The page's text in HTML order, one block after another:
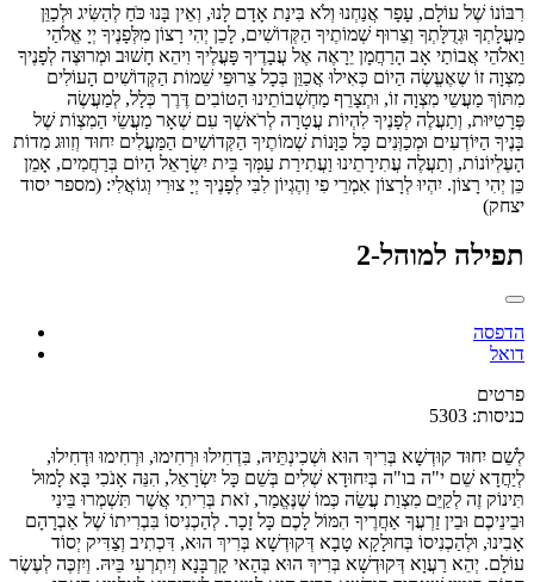
רִבּוֹנוֹ שֶׁל עוֹלָם, עָפָר אֲנַחְנוּ וְלֹא בִּינַת אָדָם לָנוּ, וְאֵין בָּנוּ כֹּחַ לְהַשִּׂיג וּלְכַוֵּן
מַעֲלָתְךָ וּגְדֻלָּתְךָ וְצֵרוּף שְׁמוֹתֶיךָ הַקְּדוֹשִׁים, לָכֵן יְהִי רָצוֹן מִלְּפָנֶיךָ יְיָ אֱלֹהַי
וֵאלֹהֵי אֲבוֹתַי אָב הָרַחֲמָן יֵרָאֶה אֶל עֲבָדֶיךָ פָּעֳלֶיךָ וִיהֵא חָשׁוּב וּמְרוּצֶה לְפָנֶיךָ
מִצְוָה זוֹ שֶאֶעֱשֶׂה הַיוֹם כְּאִילוּ אֲכַוֵּן בְּכָל צֵרוּפֵי שֵׁמוֹת הַקְּדוֹשִׁים הָעוֹלִים
מִתּוֹךְ מַעֲשֵי מִצְוָה זוֹ, וּתְצָרֵף מַחְשְׁבוֹתֵינוּ הַטוֹבִים דֶּרֶך כְּלָל, לְמַעֲשֶׂה
פְּרָטִיּוּת, וְתַעֲלֶה לְפָנֶיךָ לִהְיוֹת עֲטָרָה לְרֹאשְׁךָ עִם שְׁאָר מַעֲשֵׂי הַמִצְוֹת שֶׁל
בָּנֶיךָ הַיּוֹדְעִים וּמְכַוְּנִים כָּל כַּוָּנוֹת שְׁמוֹתֶיךָ הַקְּדוֹשִים הַמַּעֲלִים יִחוּד וְזִווּג מִדוֹת
הָעֶלְיוֹנוֹת, וְתַעֲלֶה עֲתִירָתֵינוּ וַעֲתִירַת עַמְּךָ בֵּית יִשְׂרָאֵל הַיוֹם בְּרַחֲמִים, אָמֵן
כֵּן יְהִי רָצוֹן. יִהְיוּ לְרָצוֹן אִמְרֵי פִי וְהֶגְיוֹן לִבִּי לְפָנֶיךָ יְיָ צוּרִי וְגוֹאֲלִי: (מספר יסוד
יצחק)
תפילה למוהל-2
הדפסה
דואל
פרטים
כניסות: 5303
לְשֵׁם יִחוּד קוּדְשָׁא בְּרִיךְ הוּא וּשְׁכִינְתֵּיהּ, בִּדְחִילוּ וּרְחִימוּ, וּרְחִימוּ וּדְחִילוּ,
לְיַחֲדָא שֵׁם י"ה בו"ה בְּיִחוּדָא שְׁלִים בְּשֵׁם כָּל יִשְׂרָאֵל, הִנֵּה אָנֹכִי בָּא לָמוּל
תִּינוֹק זֶה לְקַיֵּם מִצְוַת עֲשֵׂה כְּמוֹ שֶׁנֶּאֱמַר, זֹאת בְּרִיתִי אֲשֶׁר תִּשְׁמְרוּ בֵּינִי
וּבֵינֵיכֶם וּבֵין זַרְעֲךָ אַחֲרֶיךָ הִמּוֹל לָכֶם כָּל זָכָר. לְהַכְנִיסוֹ בִּבְרִיתוֹ שֶׁל אַבְרָהָם
אָבִינוּ, וּלְהַכְנִיסוֹ בְּחוּלָקָא טָבָא דְּקוּדְשָׁא בְּרִיךְ הוּא, דִּכְתִיב וְצַדִּיק יְסוֹד
עוֹלָם. יְהֵא רַעֲוָא דְּקוּדְשָׁא בְּרִיךְ הוּא בְּהַאי קָרְבָּנָא וְיִתְרְעִי בֵּיהּ. וְיִזְכֶּה לְעֶשֶׂר